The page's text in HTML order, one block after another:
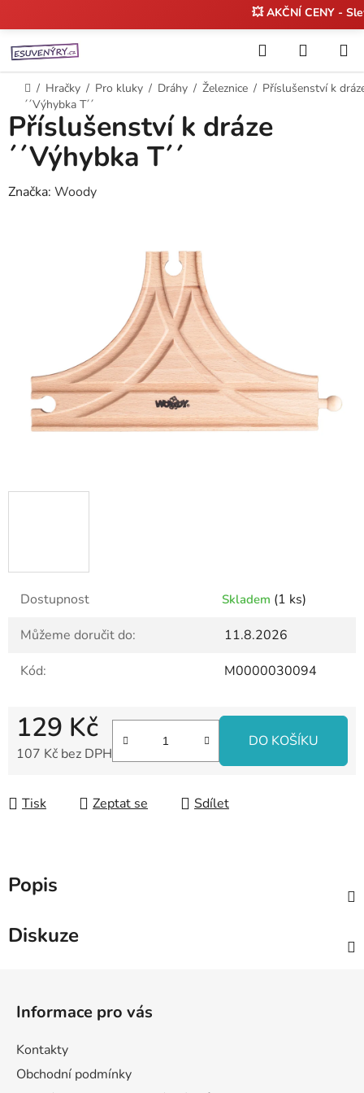
na
obsah
💥 AKČNÍ CENY -
Hledat
KOŠÍK
Domů
/ Hračky / Pro kluky / Dráhy / Železnice / Příslušenství k
´´Výhybka T´´
Dostupnost Skladem (1 ks)
Můžeme doručit do:
11.8.2026
Kód:
M0000030094
129 Kč
107 Kč bez DPH
DO KOŠÍKU
Tisk Zeptat se Sdílet
Příslušenství k dráze
´´Výhybka T´´
Značka: Woody
Popis
Diskuze
Informace pro vás
Kontakty
Obchodní podmínky